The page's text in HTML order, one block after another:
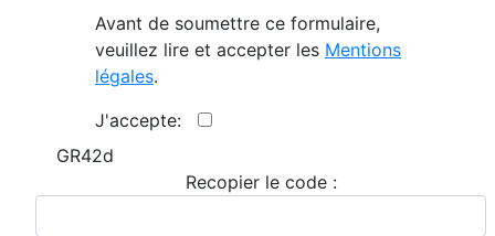
Avant de soumettre ce formulaire,
veuillez lire et accepter les Mentions
légales.
J'accepte:
GR42d
Recopier le code :